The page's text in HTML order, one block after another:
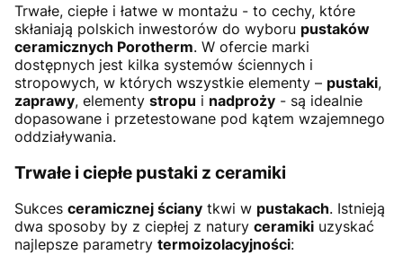
Trwałe, ciepłe i łatwe w montażu - to cechy, które
skłaniają polskich inwestorów do wyboru pustaków
ceramicznych Porotherm. W ofercie marki
dostępnych jest kilka systemów ściennych i
stropowych, w których wszystkie elementy – pustaki,
zaprawy, elementy stropu i nadproży - są idealnie
dopasowane i przetestowane pod kątem wzajemnego
oddziaływania.
Trwałe i ciepłe pustaki z ceramiki
Sukces ceramicznej ściany tkwi w pustakach. Istnieją
dwa sposoby by z ciepłej z natury ceramiki uzyskać
najlepsze parametry termoizolacyjności: